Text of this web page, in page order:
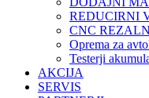
REDUCIRNI
CNC
Oprema za
Testerji
AKCIJA
SERVIS